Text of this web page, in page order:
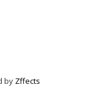
by Zffects